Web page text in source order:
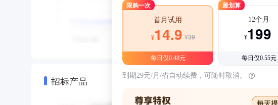
招标产品
限购一次
首月试用
¥14.9 ¥39
每日仅0.48元
最划算
12个月
¥199
每日仅0.55元
到期29元/月/省自动续费，可随时取消。